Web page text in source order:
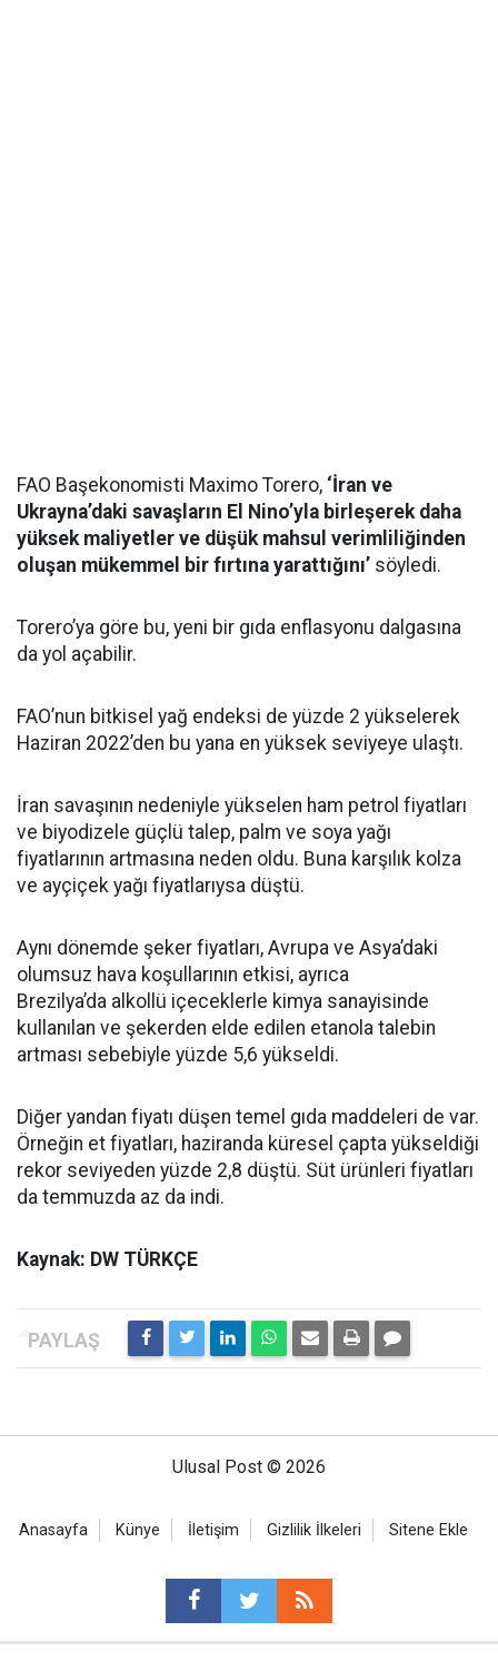
FAO Başekonomisti Maximo Torero, ‘İran ve
Ukrayna’daki savaşların El Nino’yla birleşerek daha
yüksek maliyetler ve düşük mahsul verimliliğinden
oluşan mükemmel bir fırtına yarattığını’ söyledi.
Torero’ya göre bu, yeni bir gıda enflasyonu dalgasına
da yol açabilir.
FAO’nun bitkisel yağ endeksi de yüzde 2 yükselerek
Haziran 2022’den bu yana en yüksek seviyeye ulaştı.
İran savaşının nedeniyle yükselen ham petrol fiyatları
ve biyodizele güçlü talep, palm ve soya yağı
fiyatlarının artmasına neden oldu. Buna karşılık kolza
ve ayçiçek yağı fiyatlarıysa düştü.
Aynı dönemde şeker fiyatları, Avrupa ve Asya’daki
olumsuz hava koşullarının etkisi, ayrıca
Brezilya’da alkollü içeceklerle kimya sanayisinde
kullanılan ve şekerden elde edilen etanola talebin
artması sebebiyle yüzde 5,6 yükseldi.
Diğer yandan fiyatı düşen temel gıda maddeleri de var.
Örneğin et fiyatları, haziranda küresel çapta yükseldiği
rekor seviyeden yüzde 2,8 düştü. Süt ürünleri fiyatları
da temmuzda az da indi.
Kaynak: DW TÜRKÇE
Ulusal Post © 2026
Anasayfa Künye İletişim Gizlilik İlkeleri Sitene Ekle